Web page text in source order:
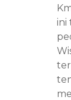
ini